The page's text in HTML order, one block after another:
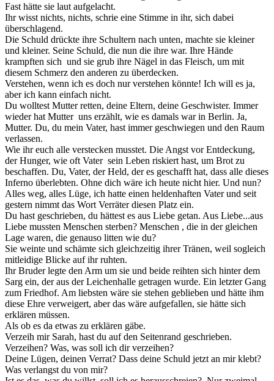
Fast hätte sie laut aufgelacht.
Ihr wisst nichts, nichts, schrie eine Stimme in ihr, sich dabei
überschlagend.
Die Schuld drückte ihre Schultern nach unten, machte sie kleiner
und kleiner. Seine Schuld, die nun die ihre war. Ihre Hände
krampften sich und sie grub ihre Nägel in das Fleisch, um mit
diesem Schmerz den anderen zu überdecken.
Verstehen, wenn ich es doch nur verstehen könnte! Ich will es ja,
aber ich kann einfach nicht.
Du wolltest Mutter retten, deine Eltern, deine Geschwister. Immer
wieder hat Mutter uns erzählt, wie es damals war in Berlin. Ja,
Mutter. Du, du mein Vater, hast immer geschwiegen und den Raum
verlassen.
Wie ihr euch alle verstecken musstet. Die Angst vor Entdeckung,
der Hunger, wie oft Vater sein Leben riskiert hast, um Brot zu
beschaffen. Du, Vater, der Held, der es geschafft hat, dass alle dieses
Inferno überlebten. Ohne dich wäre ich heute nicht hier. Und nun?
Alles weg, alles Lüge, ich hatte einen heldenhaften Vater und seit
gestern nimmt das Wort Verräter diesen Platz ein.
Du hast geschrieben, du hättest es aus Liebe getan. Aus Liebe...aus
Liebe mussten Menschen sterben? Menschen , die in der gleichen
Lage waren, die genauso litten wie du?
Sie weinte und schämte sich gleichzeitig ihrer Tränen, weil sogleich
mitleidige Blicke auf ihr ruhten.
Ihr Bruder legte den Arm um sie und beide reihten sich hinter dem
Sarg ein, der aus der Leichenhalle getragen wurde. Ein letzter Gang
zum Friedhof. Am liebsten wäre sie stehen geblieben und hätte ihm
diese Ehre verweigert, aber das wäre aufgefallen, sie hätte sich
erklären müssen.
Als ob es da etwas zu erklären gäbe.
Verzeih mir Sarah, hast du auf den Seitenrand geschrieben.
Verzeihen? Was, was soll ich dir verzeihen?
Deine Lügen, deinen Verrat? Dass deine Schuld jetzt an mir klebt?
Was verlangst du von mir?